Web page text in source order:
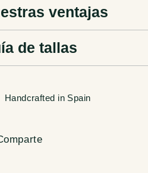
ventajas
de tallas
Handcrafted in Spain